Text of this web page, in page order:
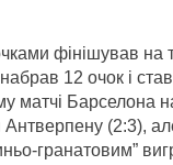
фінішував на
12 очок і
матчі Барселона
Антверпену (2:3),
гранатовим”